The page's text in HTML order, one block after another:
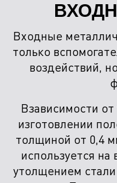
Входные
только
воздействий,
Взависимости
изготовлении
толщиной от 0,4
используется
утолщением